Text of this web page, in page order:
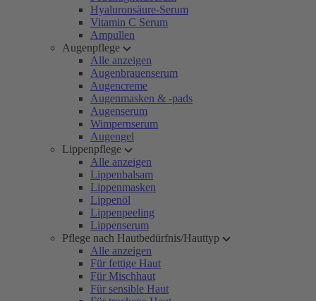
Hyaluronsäure-Serum
Vitamin C Serum
Ampullen
Augenpflege
Alle anzeigen
Augenbrauenserum
Augencreme
Augenmasken & -pads
Augenserum
Wimpernserum
Augengel
Lippenpflege
Alle anzeigen
Lippenbalsam
Lippenmasken
Lippenöl
Lippenpeeling
Lippenserum
Pflege nach Hautbedürfnis/Hauttyp
Alle anzeigen
Für fettige Haut
Für Mischhaut
Für sensible Haut